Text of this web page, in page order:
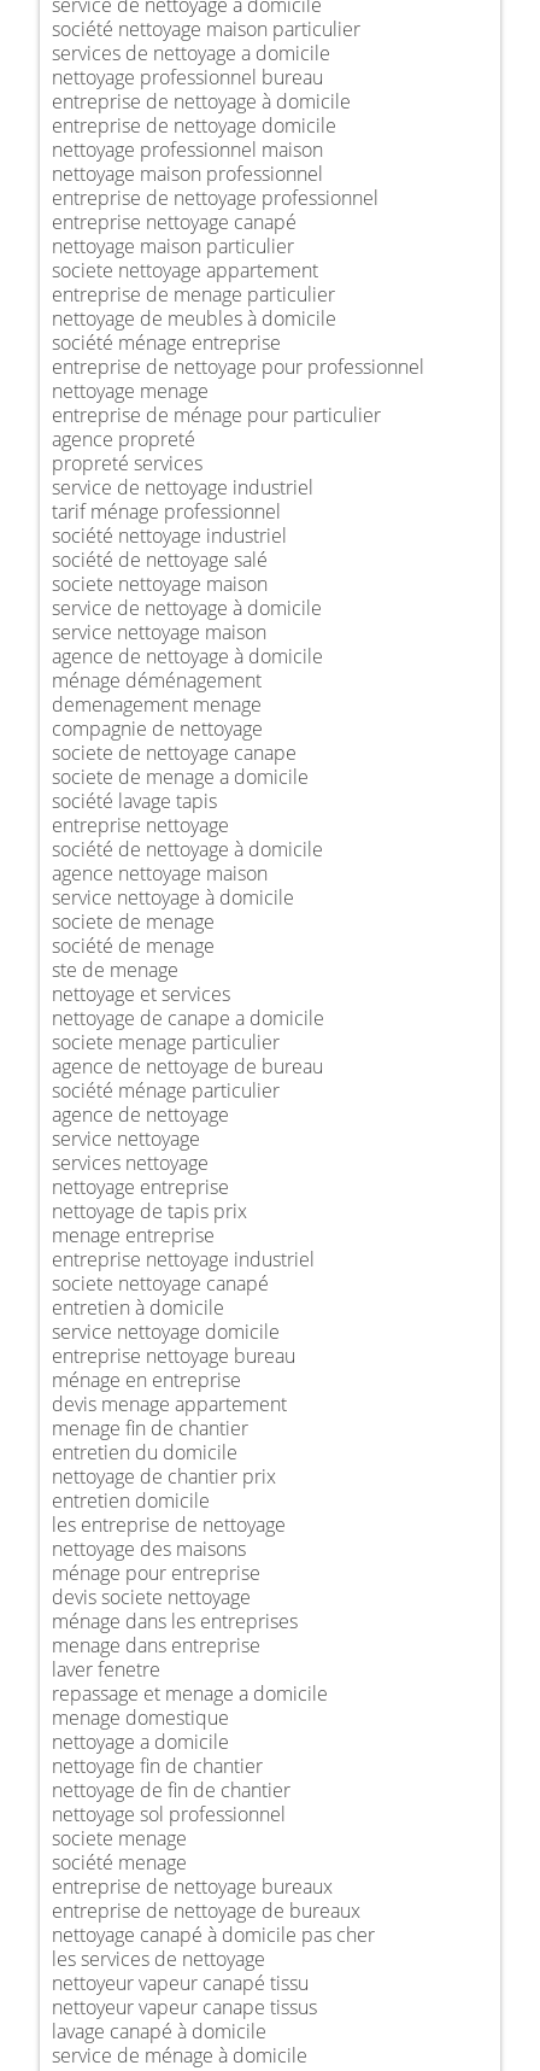
société nettoyage maison particulier
services de nettoyage a domicile
nettoyage professionnel bureau
entreprise de nettoyage à domicile
entreprise de nettoyage domicile
nettoyage professionnel maison
nettoyage maison professionnel
entreprise de nettoyage professionnel
entreprise nettoyage canapé
nettoyage maison particulier
societe nettoyage appartement
entreprise de menage particulier
nettoyage de meubles à domicile
société ménage entreprise
entreprise de nettoyage pour professionnel
nettoyage menage
entreprise de ménage pour particulier
agence propreté
propreté services
service de nettoyage industriel
tarif ménage professionnel
société nettoyage industriel
société de nettoyage salé
societe nettoyage maison
service de nettoyage à domicile
service nettoyage maison
agence de nettoyage à domicile
ménage déménagement
demenagement menage
compagnie de nettoyage
societe de nettoyage canape
societe de menage a domicile
société lavage tapis
entreprise nettoyage
société de nettoyage à domicile
agence nettoyage maison
service nettoyage à domicile
societe de menage
société de menage
ste de menage
nettoyage et services
nettoyage de canape a domicile
societe menage particulier
agence de nettoyage de bureau
société ménage particulier
agence de nettoyage
service nettoyage
services nettoyage
nettoyage entreprise
nettoyage de tapis prix
menage entreprise
entreprise nettoyage industriel
societe nettoyage canapé
entretien à domicile
service nettoyage domicile
entreprise nettoyage bureau
ménage en entreprise
devis menage appartement
menage fin de chantier
entretien du domicile
nettoyage de chantier prix
entretien domicile
les entreprise de nettoyage
nettoyage des maisons
ménage pour entreprise
devis societe nettoyage
ménage dans les entreprises
menage dans entreprise
laver fenetre
repassage et menage a domicile
menage domestique
nettoyage a domicile
nettoyage fin de chantier
nettoyage de fin de chantier
nettoyage sol professionnel
societe menage
société menage
entreprise de nettoyage bureaux
entreprise de nettoyage de bureaux
nettoyage canapé à domicile pas cher
les services de nettoyage
nettoyeur vapeur canapé tissu
nettoyeur vapeur canape tissus
lavage canapé à domicile
service de ménage à domicile